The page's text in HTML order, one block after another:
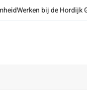
Werken bij de Hordijk